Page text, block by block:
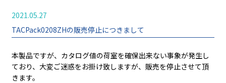
2021.05.27
TACPack0208ZHの販売停止につきまして
本製品ですが、カタログ値の荷室を確保出来ない事象が発生し
ており、大変ご迷惑をお掛け致しますが、販売を停止させて頂
きます。